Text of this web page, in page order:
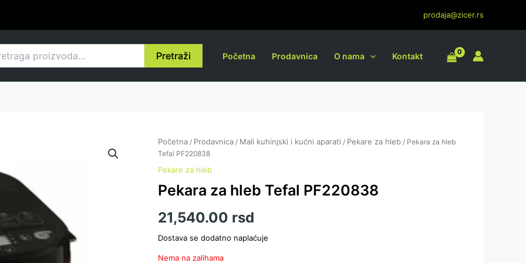
prodaja@zicer.rs
Pretraži Početna Prodavnica O nama Kontakt
Početna/ Prodavnica/ Mali kuhinjski i kućni aparati / Pekare za hleb/ Pekara za hleb
Tefal PF220838
Pekare za hleb
Pekara za hleb Tefal PF220838
21,540.00 rsd
Dostava se dodatno naplaćuje
Nema na zalihama